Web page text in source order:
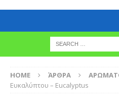
HOME ΆΡΘΡΑ
Ευκαλύπτου – Eucalyptus